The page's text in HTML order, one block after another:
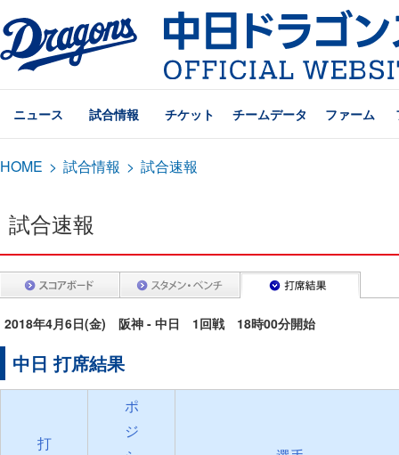
ニュース 試合情報 チケット チームデータ ファーム
HOME > 試合情報 > 試合速報
試合速報
2018年4月6日(金) 阪神 - 中日 1回戦 18時00分開始
中日 打席結果
打
ポ
ジ